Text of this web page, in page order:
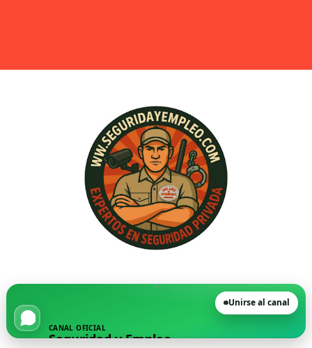
UCSP. Informe nº2014/068. Compatibilidad entre
Testimonios - Un vigilante logra que Inspección de
El futuro de la seguridad - Por Fran Medina Cruz
Apertura del Sobre Técnico: La Licitación de
Cambia el examen de armas (Licencia C) para los
Las patronales del sector de seguridad privada
🔒 La seguridad privada se juega su futuro: vigilantes
CANAL OFICIAL
Seguridad y Empleo
Unirse al canal